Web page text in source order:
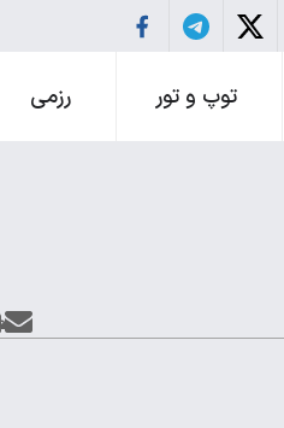
توپ و تور رزمی